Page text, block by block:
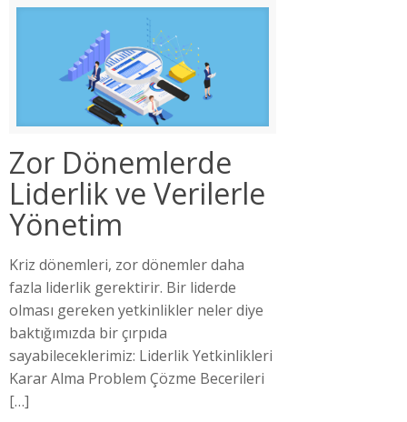
Zor Dönemlerde
Liderlik ve Verilerle
Yönetim
Kriz dönemleri, zor dönemler daha
fazla liderlik gerektirir. Bir liderde
olması gereken yetkinlikler neler diye
baktığımızda bir çırpıda
sayabileceklerimiz: Liderlik Yetkinlikleri
Karar Alma Problem Çözme Becerileri
[…]